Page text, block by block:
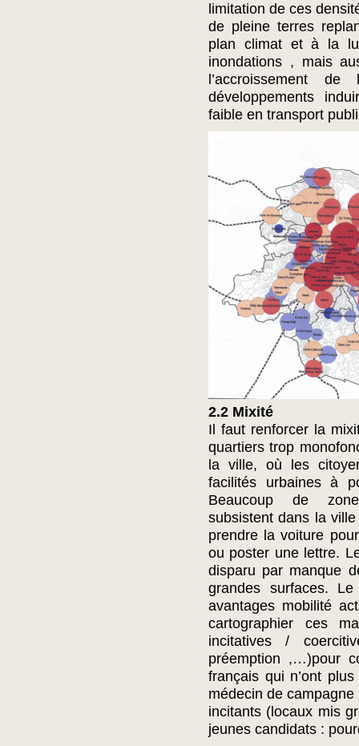
limitation de ces
de pleine terres
plan climat et à la
inondations , mais
l’accroissement
développements
faible en transport
2.2 Mixité
Il faut renforcer la
quartiers trop
la ville, où les
facilités urbaines à
Beaucoup de
subsistent dans la
prendre la voiture
ou poster une lettre.
disparu par manque
grandes surfaces.
avantages mobilité
cartographier ces
incitatives /
préemption ,…)pour
français qui n’ont
médecin de
incitants (locaux mis
jeunes candidats :